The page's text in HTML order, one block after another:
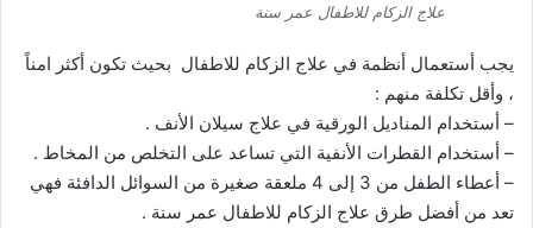
علاج الزكام للاطفال عمر سنة
يجب أستعمال أنظمة في علاج الزكام للاطفال بحيث تكون أكثر امناً
، وأقل تكلفة منهم :
– أستخدام المناديل الورقية في علاج سيلان الأنف .
– أستخدام القطرات الأنفية التي تساعد على التخلص من المخاط .
– أعطاء الطفل من 3 إلى 4 ملعقة صغيرة من السوائل الدافئة فهي
تعد من أفضل طرق علاج الزكام للاطفال عمر سنة .